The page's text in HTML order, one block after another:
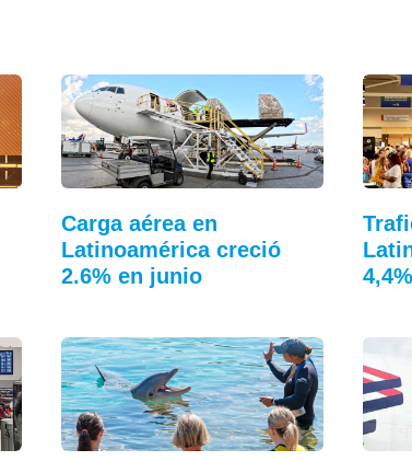
Carga aérea en
Latinoamérica creció
2.6% en junio